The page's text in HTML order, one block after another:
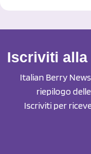
Iscriviti alla
Italian Berry
riepilogo
Iscriviti per